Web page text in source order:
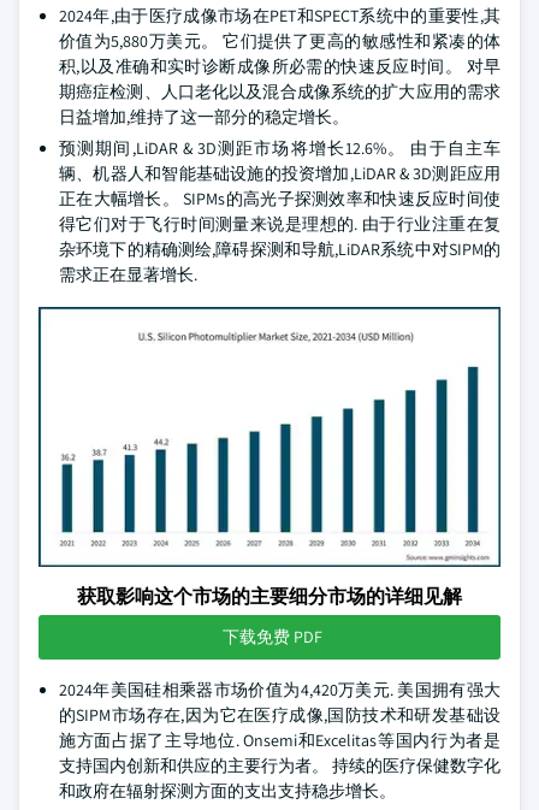
2024年,由于医疗成像市场在PET和SPECT系统中的重要性,其
价值为5,880万美元。 它们提供了更高的敏感性和紧凑的体
积,以及准确和实时诊断成像所必需的快速反应时间。 对早
期癌症检测、人口老化以及混合成像系统的扩大应用的需求
日益增加,维持了这一部分的稳定增长。
预测期间,LiDAR & 3D测距市场将增长12.6%。 由于自主车
辆、机器人和智能基础设施的投资增加,LiDAR & 3D测距应用
正在大幅增长。 SIPMs的高光子探测效率和快速反应时间使
得它们对于飞行时间测量来说是理想的. 由于行业注重在复
杂环境下的精确测绘,障碍探测和导航,LiDAR系统中对SIPM的
需求正在显著增长.
获取影响这个市场的主要细分市场的详细见解
下载免费 PDF
2024年美国硅相乘器市场价值为4,420万美元. 美国拥有强大
的SIPM市场存在,因为它在医疗成像,国防技术和研发基础设
施方面占据了主导地位. Onsemi和Excelitas等国内行为者是
支持国内创新和供应的主要行为者。 持续的医疗保健数字化
和政府在辐射探测方面的支出支持稳步增长。